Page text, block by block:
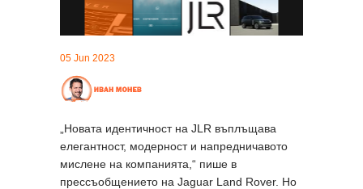
05 Jun 2023
„Новата идентичност на JLR въплъщава
елегантност, модерност и напредничавото
мислене на компанията,“ пише в
прессъобщението на Jaguar Land Rover. Но